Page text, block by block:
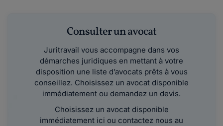
Consulter un avocat
Juritravail vous accompagne dans vos
démarches juridiques en mettant à votre
disposition une liste d’avocats prêts à vous
conseillez. Choisissez un avocat disponible
immédiatement ou demandez un devis.
Choisissez un avocat disponible
immédiatement ici ou contactez nous au